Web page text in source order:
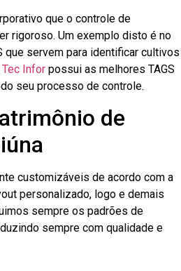
que o controle de
rigoroso. Um exemplo disto é no
que servem para identificar cultivos
Infor possui as melhores TAGS
seu processo de controle.
de
customizáveis de acordo com a
personalizado, logo e demais
sempre os padrões de
sempre com qualidade e